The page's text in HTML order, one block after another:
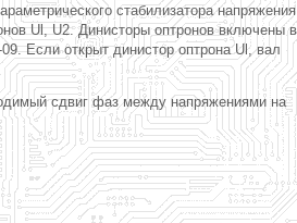
стабилизатора напряжения
Ul, U2. Динисторы оптронов включены в
Если открыт динистор оптрона Ul, вал
сдвиг фаз между напряжениями на